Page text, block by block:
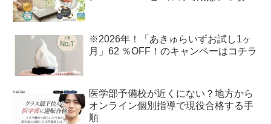
※2026年！「あきゅらいずお試し1ヶ
月」62 ％OFF！のキャンペーはコチラ
医学部予備校が近くにない？地方から
オンライン個別指導で現役合格する手
順